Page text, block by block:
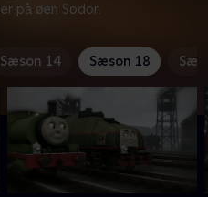
på øen Sodor.
Sæson 14 Sæson 18